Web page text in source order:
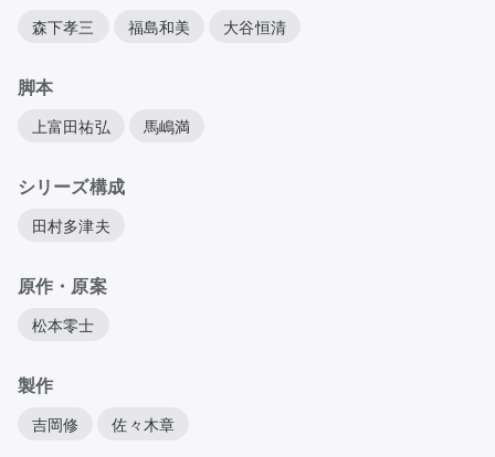
森下孝三 福島和美 大谷恒清
脚本
上富田祐弘 馬嶋満
シリーズ構成
田村多津夫
原作・原案
松本零士
製作
吉岡修 佐々木章